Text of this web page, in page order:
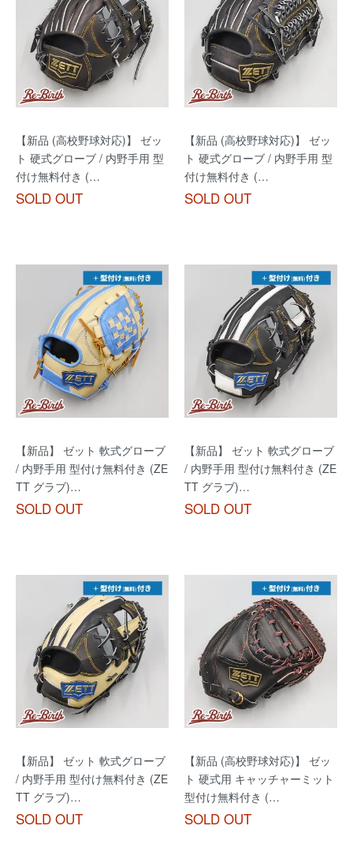
【新品 (高校野球対応)】 ゼッ
ト 硬式グローブ / 内野手用 型
付け無料付き (…
SOLD OUT
【新品 (高校野球対応)】 ゼッ
ト 硬式グローブ / 内野手用 型
付け無料付き (…
SOLD OUT
【新品】 ゼット 軟式グローブ
/ 内野手用 型付け無料付き (ZE
TT グラブ)…
SOLD OUT
【新品】 ゼット 軟式グローブ
/ 内野手用 型付け無料付き (ZE
TT グラブ)…
SOLD OUT
【新品】 ゼット 軟式グローブ
/ 内野手用 型付け無料付き (ZE
TT グラブ)…
SOLD OUT
【新品 (高校野球対応)】 ゼッ
ト 硬式用 キャッチャーミット
型付け無料付き (…
SOLD OUT